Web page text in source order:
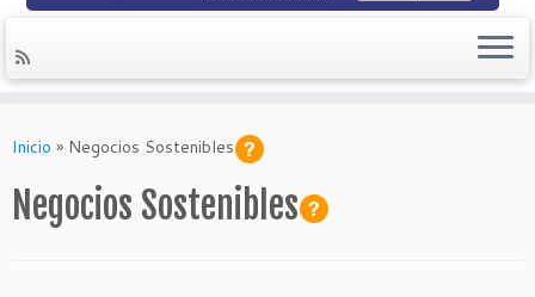
Inicio » Negocios Sostenibles
Negocios Sostenibles